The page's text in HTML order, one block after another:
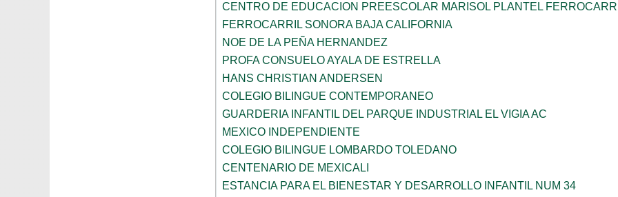
CENTRO DE EDUCACION PREESCOLAR MARISOL PLANTEL
FERROCARRIL SONORA BAJA CALIFORNIA
NOE DE LA PEÑA HERNANDEZ
PROFA CONSUELO AYALA DE ESTRELLA
HANS CHRISTIAN ANDERSEN
COLEGIO BILINGUE CONTEMPORANEO
GUARDERIA INFANTIL DEL PARQUE INDUSTRIAL EL VIGIA AC
MEXICO INDEPENDIENTE
COLEGIO BILINGUE LOMBARDO TOLEDANO
CENTENARIO DE MEXICALI
ESTANCIA PARA EL BIENESTAR Y DESARROLLO INFANTIL NUM 34